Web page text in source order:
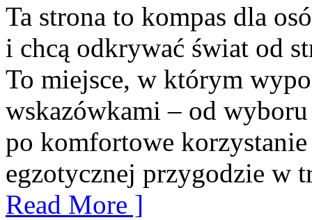
Ta strona to kompas dla
i chcą odkrywać świat od
To miejsce, w którym
wskazówkami – od
po komfortowe
egzotycznej przygodzie w
Read More ]